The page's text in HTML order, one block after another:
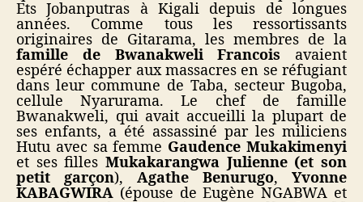
Ets Jobanputras à Kigali depuis de longues
années. Comme tous les ressortissants
originaires de Gitarama, les membres de la
famille de Bwanakweli Francois avaient
espéré échapper aux massacres en se réfugiant
dans leur commune de Taba, secteur Bugoba,
cellule Nyarurama. Le chef de famille
Bwanakweli, qui avait accueilli la plupart de
ses enfants, a été assassiné par les miliciens
Hutu avec sa femme Gaudence Mukakimenyi
et ses filles Mukakarangwa Julienne (et son
petit garçon), Agathe Benurugo, Yvonne
KABAGWIRA (épouse de Eugène NGABWA et